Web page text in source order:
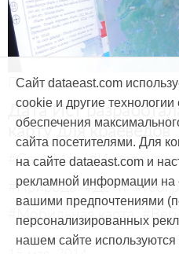
Продукты и услуги
Дата Ист
карту для краеведов
#CarryMap
#Природа #Дети
#Мобильная карта
Сайт dataeast.com
cookie и другие
обеспечения
сайта посетителями. Для
на сайте dataeast.com и
рекламной информации на
вашими предпочтениями
персонализированных
нашем сайте